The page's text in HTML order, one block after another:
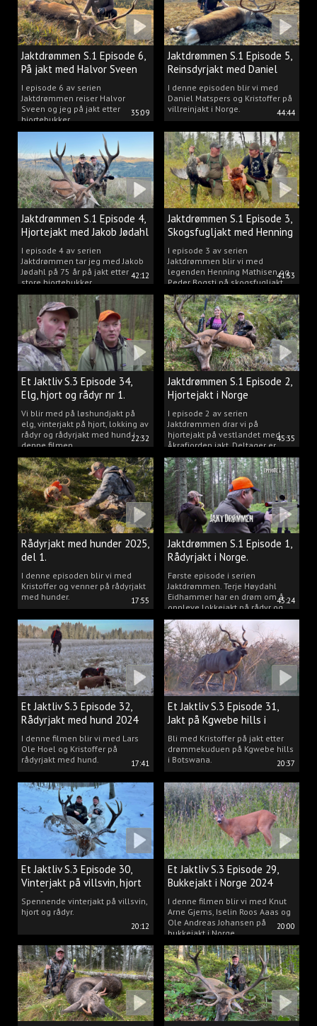
35:09
Jaktdrømmen S.1 Episode 6,
På jakt med Halvor Sveen
I episode 6 av serien
Jaktdrømmen reiser Halvor
Sveen og jeg på jakt etter
hjortebukker.
44:44
Jaktdrømmen S.1 Episode 5,
Reinsdyrjakt med Daniel
Matspers.
I denne episoden blir vi med
Daniel Matspers og Kristoffer på
villreinjakt i Norge.
42:12
Jaktdrømmen S.1 Episode 4,
Hjortejakt med Jakob Jødahl
I episode 4 av serien
Jaktdrømmen tar jeg med Jakob
Jødahl på 75 år på jakt etter
store hjortebukker.
41:53
Jaktdrømmen S.1 Episode 3,
Skogsfugljakt med Henning
og Peder
I episode 3 av serien
Jaktdrømmen blir vi med
legenden Henning Mathisen og
Peder Bogsti på skogsfugljakt.
22:32
Et Jaktliv S.3 Episode 34,
Elg, hjort og rådyr nr 1.
2025
Vi blir med på løshundjakt på
elg, vinterjakt på hjort, lokking av
rådyr og rådyrjakt med hund i
denne filmen.
45:35
Jaktdrømmen S.1 Episode 2,
Hjortejakt i Norge
I episode 2 av serien
Jaktdrømmen drar vi på
hjortejakt på vestlandet med
Åkrafjorden jakt. Deltager er
Michelle Sofi Thomassen.
17:55
Rådyrjakt med hunder 2025,
del 1.
I denne episoden blir vi med
Kristoffer og venner på rådyrjakt
med hunder.
45:24
Jaktdrømmen S.1 Episode 1,
Rådyrjakt i Norge.
Første episode i serien
Jaktdrømmen. Terje Høydahl
Eidhammer har en drøm om å
oppleve lokkejakt på rådyr og
målet vårt er å gjøre den
drømmen til virkelighet.
17:41
Et Jaktliv S.3 Episode 32,
Rådyrjakt med hund 2024
I denne filmen blir vi med Lars
Ole Hoel og Kristoffer på
rådyrjakt med hund.
20:37
Et Jaktliv S.3 Episode 31,
Jakt på Kgwebe hills i
Botswana
Bli med Kristoffer på jakt etter
drømmekuduen på Kgwebe hills
i Botswana.
20:12
Et Jaktliv S.3 Episode 30,
Vinterjakt på villsvin, hjort
og rådyr.
Spennende vinterjakt på villsvin,
hjort og rådyr.
20:00
Et Jaktliv S.3 Episode 29,
Bukkejakt i Norge 2024
I denne filmen blir vi med Knut
Arne Gjems, Iselin Roos Aaas og
Ole Andreas Johansen på
bukkejakt i Norge.